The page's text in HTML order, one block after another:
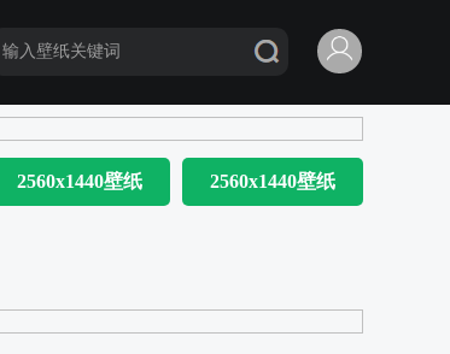
2560x1440壁纸 2560x1440壁纸